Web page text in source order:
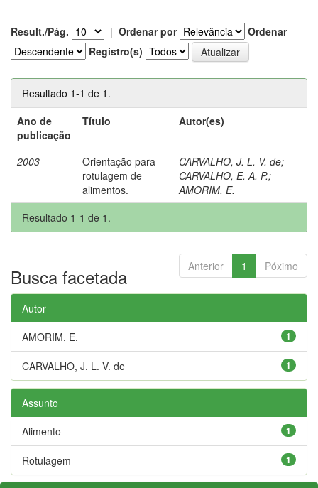
Result./Pág. | Ordenar por
Ordenar
Registro(s)
Resultado 1-1 de 1.
Ano de
publicação
Título Autor(es)
2003
Orientação para
rotulagem de
alimentos.
CARVALHO, J. L. V. de;
CARVALHO, E. A. P.;
AMORIM, E.
Resultado 1-1 de 1.
Anterior 1 Póximo
Busca facetada
Autor
1
AMORIM, E.
1
CARVALHO, J. L. V. de
Assunto
1
Alimento
1
Rotulagem